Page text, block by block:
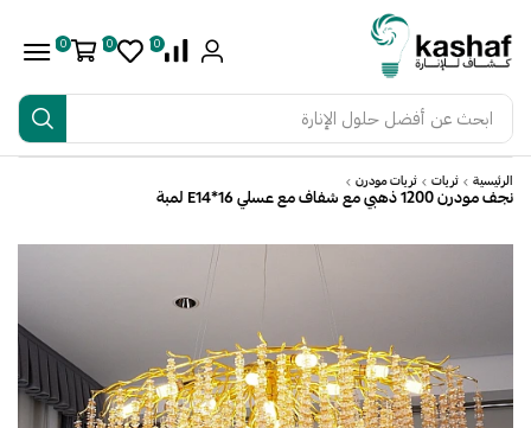
ابحث عن أفضل حلول الإنارة
0
0
0
الرئيسية ثريات ثريات مودرن
نجف مودرن 1200 ذهبي مع شفاف مع عسلي E14*16 لمبة